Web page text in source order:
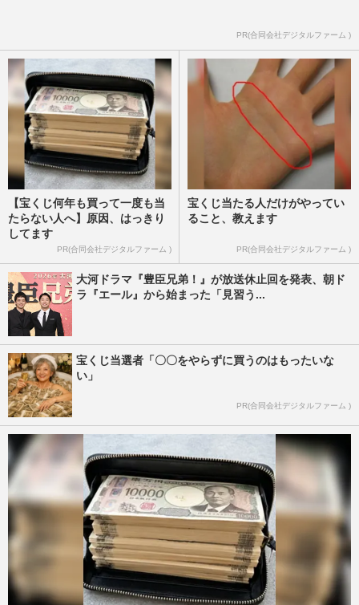
PR(合同会社デジタルファーム )
【宝くじ何年も買って一度も当
たらない人へ】原因、はっきり
してます
PR(合同会社デジタルファーム )
宝くじ当たる人だけがやってい
ること、教えます
PR(合同会社デジタルファーム )
大河ドラマ『豊臣兄弟！』が放送休止回を発表、朝ド
ラ『エール』から始まった「見習う...
宝くじ当選者「〇〇をやらずに買うのはもったいな
い」
PR(合同会社デジタルファーム )